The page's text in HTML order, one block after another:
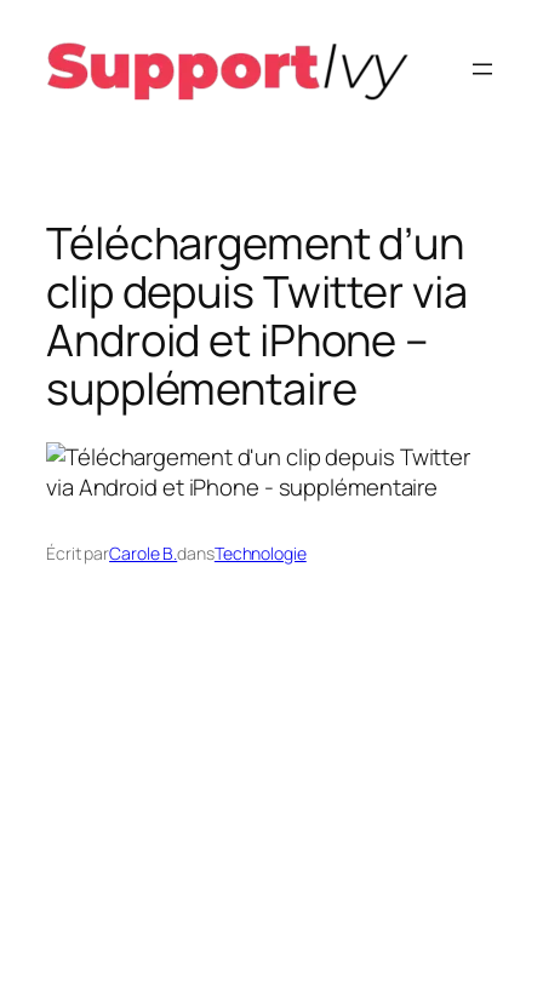
contenu
Téléchargement d’un
clip depuis Twitter via
Android et iPhone –
supplémentaire
Écrit parCarole B.dansTechnologie